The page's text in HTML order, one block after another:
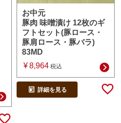
お中元
豚肉 味噌漬け 12枚のギ
フトセット(豚ロース・
豚肩ロース・豚バラ)
83MD
¥8,964 税込
詳細を見る